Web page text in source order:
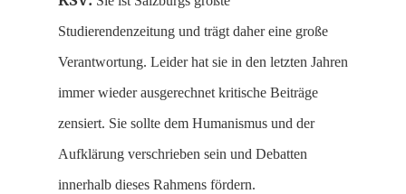
Studierendenzeitung und trägt daher eine große
Verantwortung. Leider hat sie in den letzten Jahren
immer wieder ausgerechnet kritische Beiträge
zensiert. Sie sollte dem Humanismus und der
Aufklärung verschrieben sein und Debatten
innerhalb dieses Rahmens fördern.